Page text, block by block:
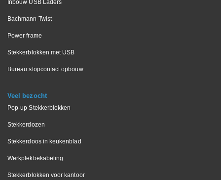
Inbouw USB Laders
Bachmann Twist
Power frame
Stekkerblokken met USB
Bureau stopcontact opbouw
Veel bezocht
Pop-up Stekkerblokken
Stekkerdozen
Stekkerdoos in keukenblad
Werkplekbekabeling
Stekkerblokken voor kantoor